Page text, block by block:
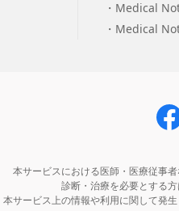
Medical
Medical
本サービスにおける医師・医療従事
診断・治療を必要とする
本サービス上の情報や利用に関して発